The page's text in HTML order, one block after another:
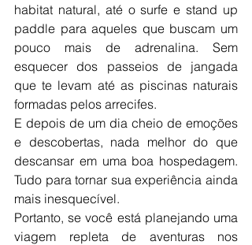
habitat natural, até o surfe e stand up
paddle para aqueles que buscam um
pouco mais de adrenalina. Sem
esquecer dos passeios de jangada
que te levam até as piscinas naturais
formadas pelos arrecifes.
E depois de um dia cheio de emoções
e descobertas, nada melhor do que
descansar em uma boa hospedagem.
Tudo para tornar sua experiência ainda
mais inesquecível.
Portanto, se você está planejando uma
viagem repleta de aventuras nos